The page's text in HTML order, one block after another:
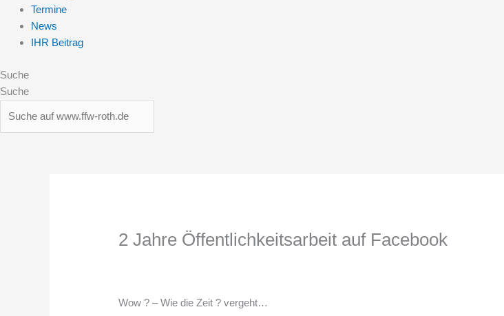
Termine
News
IHR Beitrag
Suche
Suche
2 Jahre Öffentlichkeitsarbeit auf Facebook
Wow? – Wie die Zeit? vergeht…